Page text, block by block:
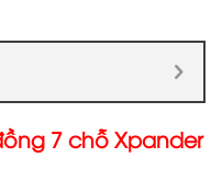
7 chỗ Xpander